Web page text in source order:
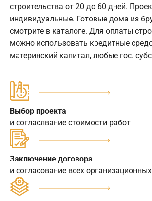
строительства от 20 до 60 дней.
индивидуальные. Готовые дома из
смотрите в каталоге. Для оплаты
можно использовать кредитные
материнский капитал, любые гос.
Выбор проекта
и согласлвание стоимости работ
Заключение договора
и согласование всех